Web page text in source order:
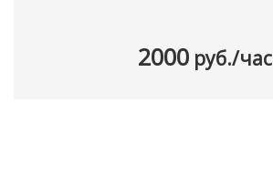
2000руб./час